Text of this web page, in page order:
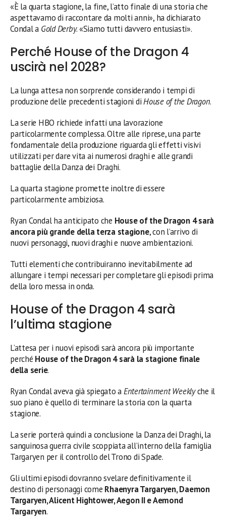
«È la quarta stagione, la fine, l’atto finale di una storia che
aspettavamo di raccontare da molti anni», ha dichiarato
Condal a Gold Derby. «Siamo tutti davvero entusiasti».
Perché House of the Dragon 4
uscirà nel 2028?
La lunga attesa non sorprende considerando i tempi di
produzione delle precedenti stagioni diHouse of the Dragon.
La serie HBO richiede infatti una lavorazione
particolarmente complessa. Oltre alle riprese, una parte
fondamentale della produzione riguarda gli effetti visivi
utilizzati per dare vita ai numerosi draghi e alle grandi
battaglie della Danza dei Draghi.
La quarta stagione promette inoltre di essere
particolarmente ambiziosa.
Ryan Condal ha anticipato che House of the Dragon 4 sarà
ancora più grande della terza stagione, con l’arrivo di
nuovi personaggi, nuovi draghi e nuove ambientazioni.
Tutti elementi che contribuiranno inevitabilmente ad
allungare i tempi necessari per completare gli episodi prima
della loro messa in onda.
House of the Dragon 4 sarà
l’ultima stagione
L’attesa per i nuovi episodi sarà ancora più importante
perché House of the Dragon 4 sarà la stagione finale
della serie.
Ryan Condal aveva già spiegato aEntertainment Weeklyche il
suo piano è quello di terminare la storia con la quarta
stagione.
La serie porterà quindi a conclusione la Danza dei Draghi, la
sanguinosa guerra civile scoppiata all’interno della famiglia
Targaryen per il controllo del Trono di Spade.
Gli ultimi episodi dovranno svelare definitivamente il
destino di personaggi come Rhaenyra Targaryen, Daemon
Targaryen, Alicent Hightower, Aegon II e Aemond
Targaryen.